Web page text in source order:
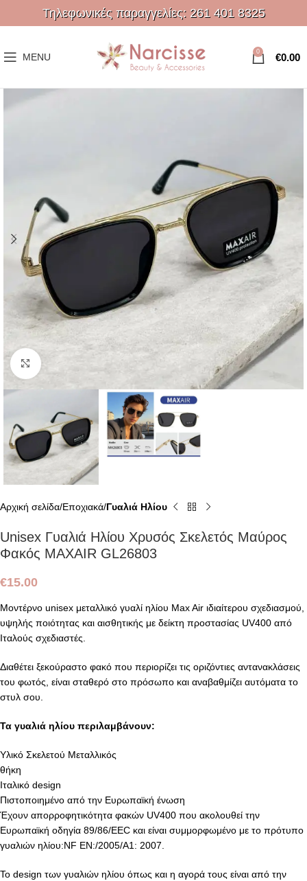
Τηλεφωνικές παραγγελίες: 261 401 8325
MENU 0 €0.00
Αρχική σελίδα Εποχιακά Γυαλιά Ηλίου
Unisex Γυαλιά Ηλίου Χρυσός Σκελετός Μαύρος
Φακός MAXAIR GL26803
€15.00
Μοντέρνο unisex μεταλλικό γυαλί ηλίου Max Air ιδιαίτερου σχεδιασμού,
υψηλής ποιότητας και αισθητικής με δείκτη προστασίας UV400 από
Ιταλούς σχεδιαστές.
Διαθέτει ξεκούραστο φακό που περιορίζει τις οριζόντιες αντανακλάσεις
του φωτός, είναι σταθερό στο πρόσωπο και αναβαθμίζει αυτόματα το
στυλ σου.
Τα γυαλιά ηλίου περιλαμβάνουν:
Υλικό Σκελετού Μεταλλικός
θήκη
Ιταλικό design
Πιστοποιημένο από την Ευρωπαϊκή ένωση
Έχουν απορροφητικότητα φακών UV400 που ακολουθεί την
Ευρωπαϊκή οδηγία 89/86/EEC και είναι συμμορφωμένο με το πρότυπο
γυαλιών ηλίου:NF EN:/2005/A1: 2007.
Το design των γυαλιών ηλίου όπως και η αγορά τους είναι από την